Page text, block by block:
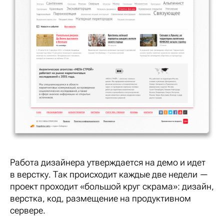
Работа дизайнера утверждается на демо и идет
в верстку. Так происходит каждые две недели —
проект проходит «большой круг скрама»: дизайн,
верстка, код, размещение на продуктивном
сервере.